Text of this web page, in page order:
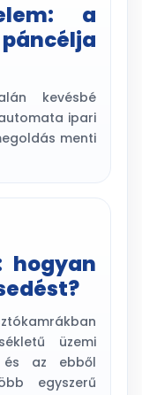
a
kevésbé
ipari
menti
hogyan
üzemi
és az ebből
egyszerű